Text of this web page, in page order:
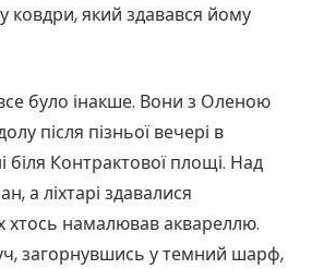
ковдри, який здавався йому
було інакше. Вони з Оленою
після пізньої вечері в
біля Контрактової площі. Над
а ліхтарі здавалися
хтось намалював аквареллю.
загорнувшись у темний шарф,